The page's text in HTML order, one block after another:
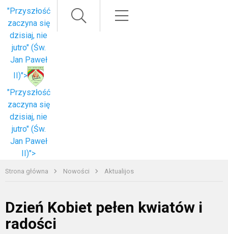
"Przyszłość
zaczyna się
dzisiaj, nie
jutro" (Św.
Jan Paweł
II)">
"Przyszłość
zaczyna się
dzisiaj, nie
jutro" (Św.
Jan Paweł
II)">
Strona główna Nowości Aktualijos
Dzień Kobiet pełen kwiatów i
radości